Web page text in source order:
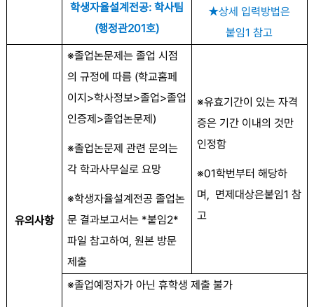
학생자율설계전공: 학사팀
(행정관201호)
★상세 입력방법은
붙임1참고
유의사항
※졸업논문제는 졸업 시점
의 규정에 따름 (학교홈페
이지>학사정보>졸업>졸업
인증제>졸업논문제)
※졸업논문제 관련 문의는
각 학과사무실로 요망
※학생자율설계전공 졸업논
문 결과보고서는 *붙임2*
파일 참고하여, 원본 방문
제출
※유효기간이 있는 자격
증은 기간 이내의 것만
인정함
※01학번부터 해당하
며, 면제대상은붙임1 참
고
※졸업예정자가 아닌 휴학생 제출 불가